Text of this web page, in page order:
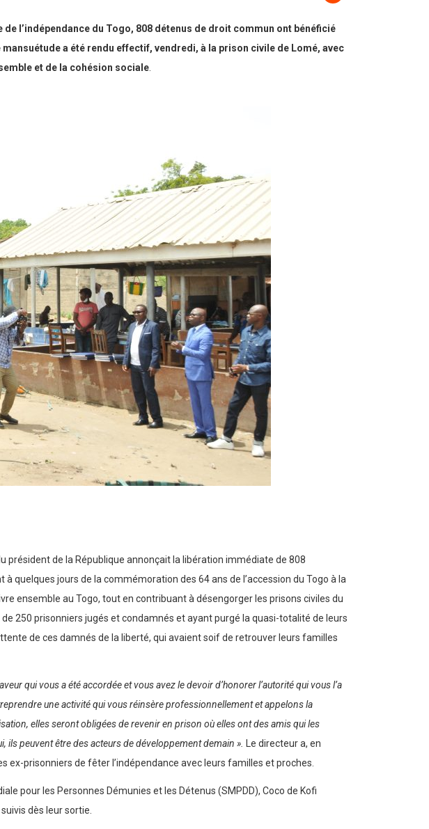
l’indépendance du Togo, 808 détenus de droit commun ont bénéficié
a été rendu effectif, vendredi, à la prison civile de Lomé, avec
et de la cohésion sociale
président de la République annonçait la libération immédiate de 808
quelques jours de la commémoration des 64 ans de l’accession du Togo à la
ensemble au Togo, tout en contribuant à désengorger les prisons civiles du
250 prisonniers jugés et condamnés et ayant purgé la quasi-totalité de leurs
de ces damnés de la liberté, qui avaient soif de retrouver leurs familles
qui vous a été accordée et vous avez le devoir d’honorer l’autorité qui vous l’a
une activité qui vous réinsère professionnellement et appelons la
elles seront obligées de revenir en prison où elles ont des amis qui les
ils peuvent être des acteurs de développement demain ».
Le directeur a, en
prisonniers de fêter l’indépendance avec leurs familles et proches.
pour les Personnes Démunies et les Détenus (SMPDD), Coco de Kofi
dès leur sortie.